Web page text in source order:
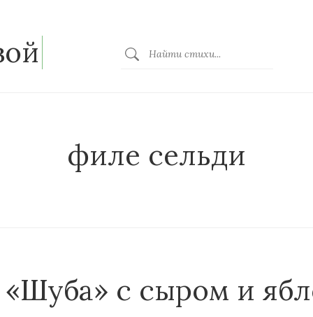
филе сельди
«Шуба» с сыром и